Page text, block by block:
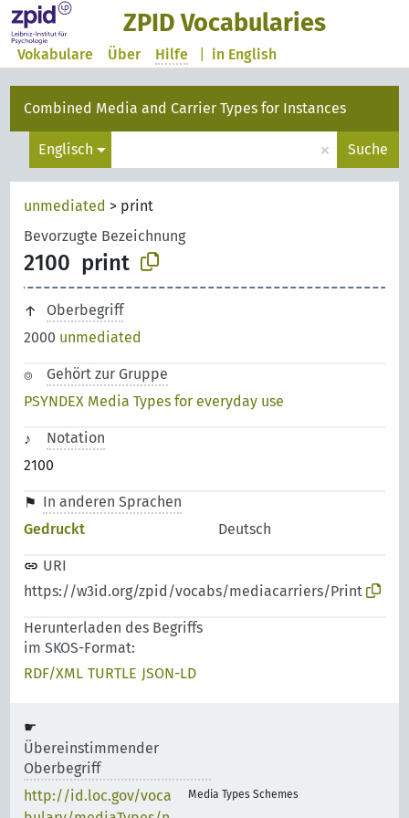
ZPID Vocabularies
in English
Vokabulare Über Hilfe
Combined Media and Carrier Types for Instances
Englisch × Suche
unmediated > print
Bevorzugte Bezeichnung
2100 print
Oberbegriff
2000 unmediated
Gehört zur Gruppe
PSYNDEX Media Types for everyday use
Notation
2100
In anderen Sprachen
Gedruckt
Deutsch
URI
https://w3id.org/zpid/vocabs/mediacarriers/Print
Herunterladen des Begriffs
im SKOS-Format:
RDF/XML TURTLE JSON-LD
Übereinstimmender
Oberbegriff
http://id.loc.gov/voca
Media Types Schemes